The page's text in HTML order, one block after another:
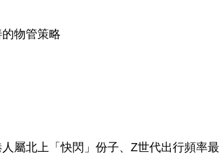
物管策略
屬北上「快閃」份子、Z世代出行頻率最